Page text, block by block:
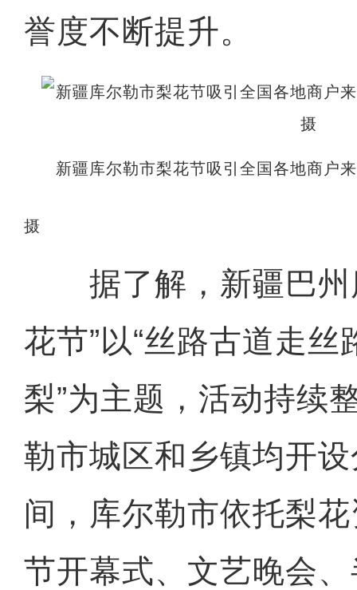
誉度不断提升。
新疆库尔勒市梨花节吸引全国各地商户
摄
据了解，新疆巴州
花节”以“丝路古道走
梨”为主题，活动持续
勒市城区和乡镇均开
间，库尔勒市依托梨
节开幕式、文艺晚会